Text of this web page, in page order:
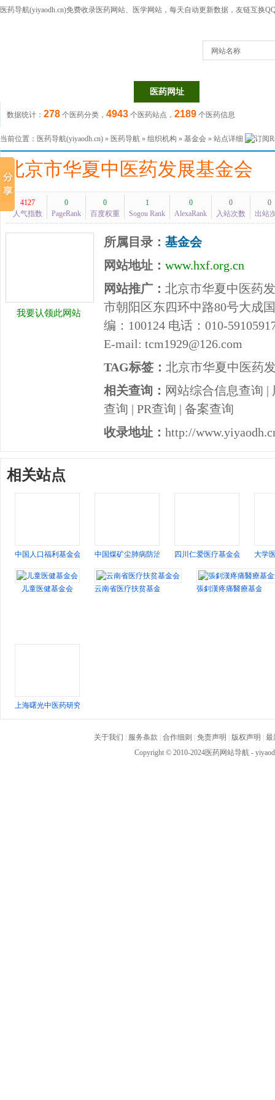
医药导航(yiyaodh.cn)免费收录医药网站、医学网站，每天自动更新数据，友链互换
网站名称
医药网址
数据统计： 278 个医药分类， 4943 个医药站点， 2189 个医药信息
当前位置： 医药导航(yiyaodh.cn) » 医药导航 » 组织机构 » 基金会 » 站点详细
北京市华夏中医药发展基金会
4127
人气指数
0
PageRank
0
百度权重
1
Sogou Rank
0
AlexaRank
0
入站次数
0
出站
我要认领此网站
所属目录： 基金会
网站地址： www.hxf.org.cn
网站推广： 北京市华夏中医药
市朝阳区东四环中路80号大成
编：100124 电话：010-
E-mail: tcm1929@126.com
TAG标签： 北京市华夏中医药
相关查询： 网站综合信息查询 |
查询 | PR查询 | 备案查询
收录地址： http://
相关站点
中国人口福利基金会 中国煤矿尘肺病防治基金会四川仁爱医疗基金会 大学
儿童医健基金会 云南省医疗扶贫基金会 張釗漢疼痛醫療基金會
上海曙光中医药研究发展基金会
关于我们 服务条款 合作细则 免责声明 版权声明
最
Copyright © 2010-2024医药网站导航-